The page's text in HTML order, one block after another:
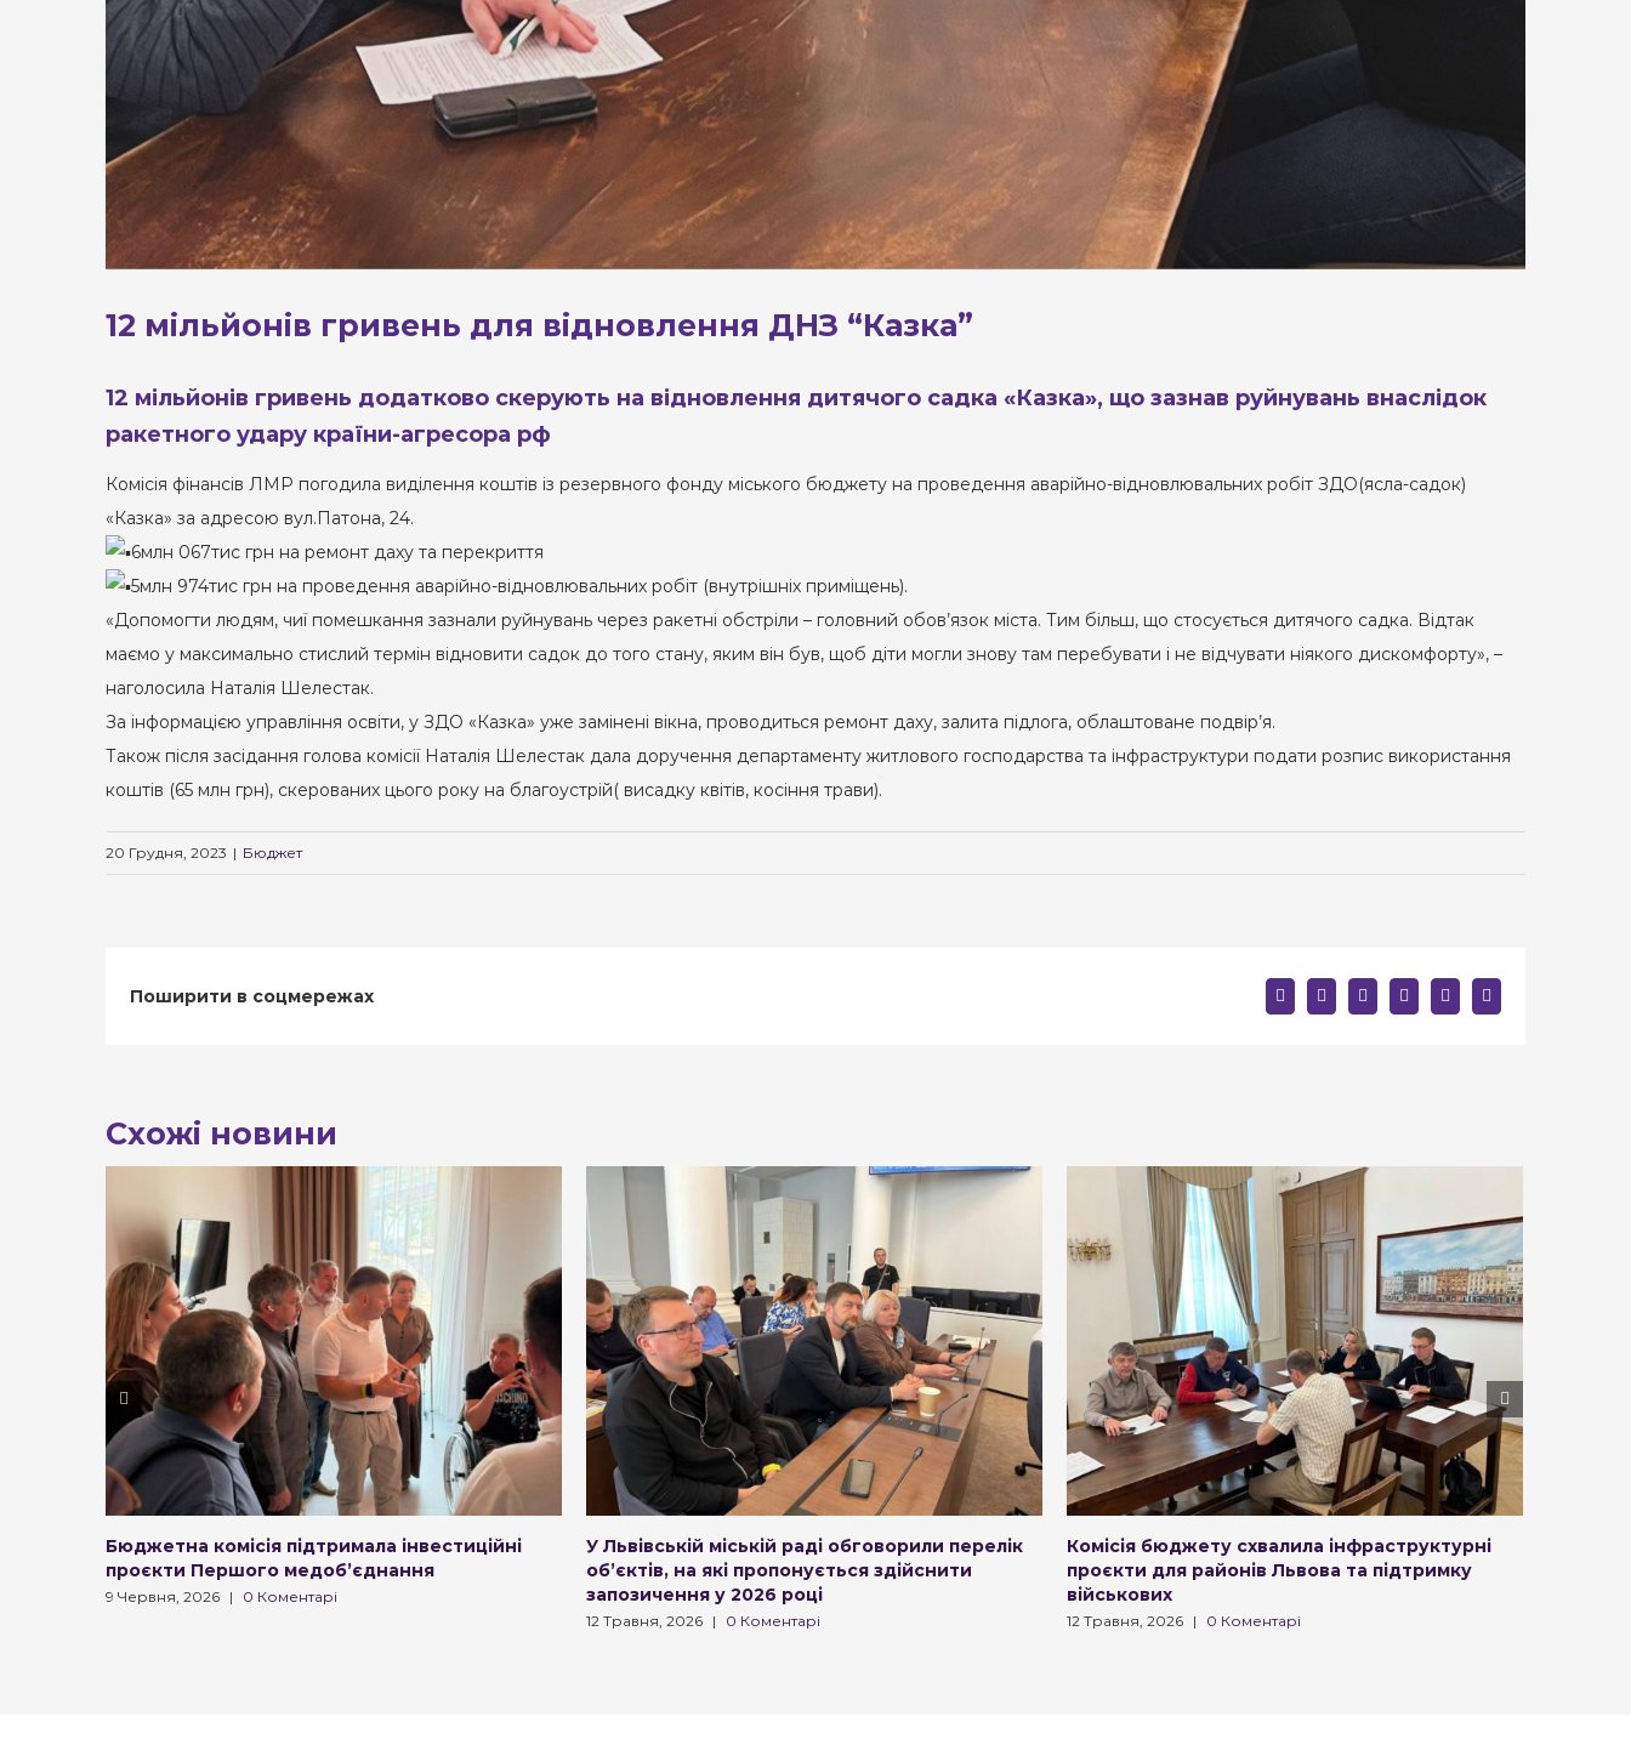
12 мільйонів гривень для відновлення ДНЗ “Казка”
12 мільйонів гривень додатково скерують на відновлення дитячого садка «Казка», що зазнав руйнувань внаслідок
ракетного удару країни-агресора рф
Комісія фінансів ЛМР погодила виділення коштів із резервного фонду міського бюджету на проведення аварійно-відновлювальних робіт ЗДО(ясла-садок)
«Казка» за адресою вул.Патона, 24.
6млн 067тис грн на ремонт даху та перекриття
5млн 974тис грн на проведення аварійно-відновлювальних робіт (внутрішніх приміщень).
«Допомогти людям, чиї помешкання зазнали руйнувань через ракетні обстріли – головний обов’язок міста. Тим більш, що стосується дитячого садка. Відтак
маємо у максимально стислий термін відновити садок до того стану, яким він був, щоб діти могли знову там перебувати і не відчувати ніякого дискомфорту», –
наголосила Наталія Шелестак.
За інформацією управління освіти, у ЗДО «Казка» уже замінені вікна, проводиться ремонт даху, залита підлога, облаштоване подвір’я.
Також після засідання голова комісії Наталія Шелестак дала доручення департаменту житлового господарства та інфраструктури подати розпис використання
коштів (65 млн грн), скерованих цього року на благоустрій( висадку квітів, косіння трави).
20 Грудня, 2023 | Бюджет
Поширити в соцмережах facebooktwitter linkedin reddit whatsapp
mail:
Схожі новини
Бюджетна комісія підтримала інвестиційні
проєкти Першого медоб’єднання
9 Червня, 2026 | 0 Коментарі
У Львівській міській раді обговорили перелік
обʼєктів, на які пропонується здійснити
запозичення у 2026 році
12 Травня, 2026 | 0 Коментарі
Комісія бюджету схвалила інфраструктурні
проєкти для районів Львова та підтримку
військових
12 Травня, 2026 | 0 Коментарі